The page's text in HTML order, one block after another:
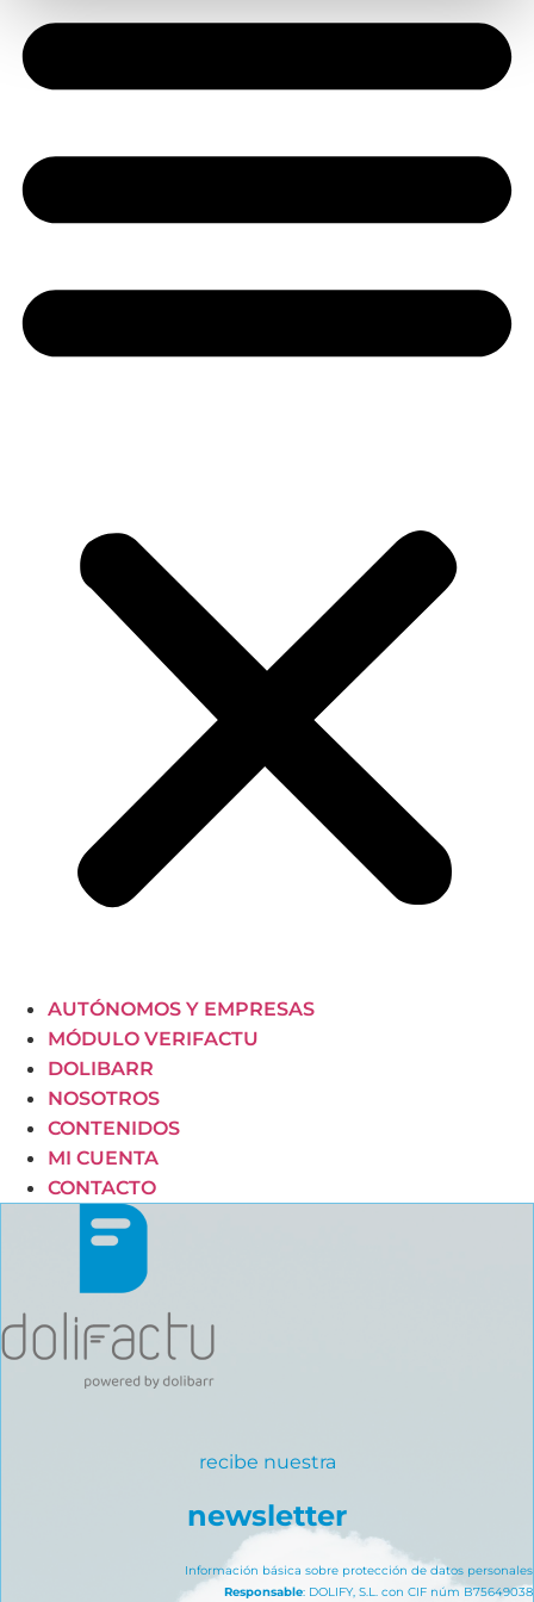
AUTÓNOMOS Y EMPRESAS
MÓDULO VERIFACTU
DOLIBARR
NOSOTROS
CONTENIDOS
MI CUENTA
CONTACTO
recibe nuestra
newsletter
Información básica sobre protección de datos personales
Responsable: DOLIFY, S.L. con CIF núm B75649038